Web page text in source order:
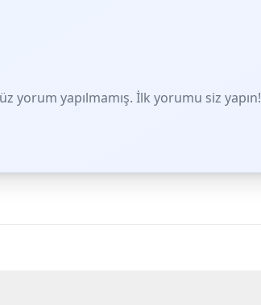
yorum yapılmamış. İlk yorumu siz yapın!